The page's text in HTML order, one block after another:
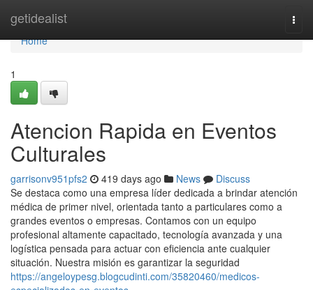
getidealist
Home
Home
1
Atencion Rapida en Eventos
Culturales
garrisonv951pfs2 419 days ago News
Discuss
Se destaca como una empresa líder dedicada a brindar atención
médica de primer nivel, orientada tanto a particulares como a
grandes eventos o empresas. Contamos con un equipo
profesional altamente capacitado, tecnología avanzada y una
logística pensada para actuar con eficiencia ante cualquier
situación. Nuestra misión es garantizar la seguridad
https://angeloypesg.blogcudinti.com/35820460/medicos-